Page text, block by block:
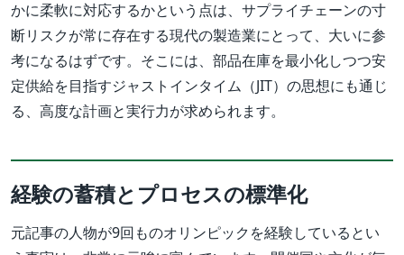
かに柔軟に対応するかという点は、サプライチェーンの寸
断リスクが常に存在する現代の製造業にとって、大いに参
考になるはずです。そこには、部品在庫を最小化しつつ安
定供給を目指すジャストインタイム（JIT）の思想にも通じ
る、高度な計画と実行力が求められます。
経験の蓄積とプロセスの標準化
元記事の人物が9回ものオリンピックを経験しているとい